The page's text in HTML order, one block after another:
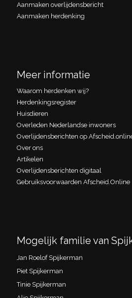
Aanmaken overlijdensbericht
Aanmaken herdenking
Meer informatie
Waarom herdenken wij?
Herdenkingsregister
Huisdieren
Overleden Nederlandse inwoners
Overlijdensberichten op
Over ons
Artikelen
Overlijdensberichten digitaal
Gebruiksvoorwaarden Afscheid.Online
Mogelijk familie van
Jan Roelof Spijkerman
Piet Spijkerman
Tinie Spijkerman